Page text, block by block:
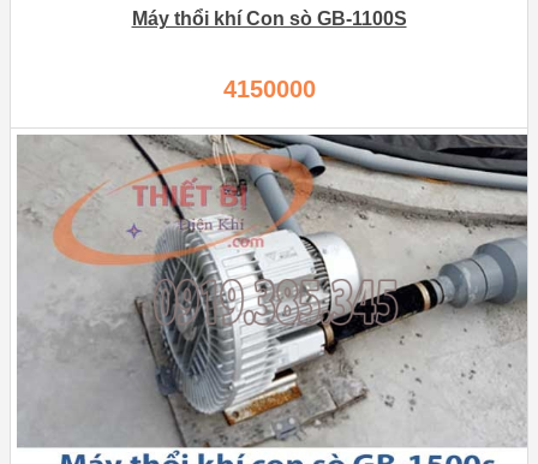
Máy thổi khí Con sò GB-1100S
4150000